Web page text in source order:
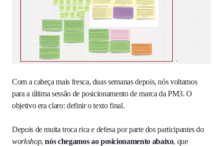
Com a cabeça mais fresca, duas semanas depois, nós voltamos
para a última sessão de posicionamento de marca da PM3. O
objetivo era claro: definir o texto final.
Depois de muita troca rica e defesa por parte dos participantes do
workshop,nós chegamos ao posicionamento abaixo, que